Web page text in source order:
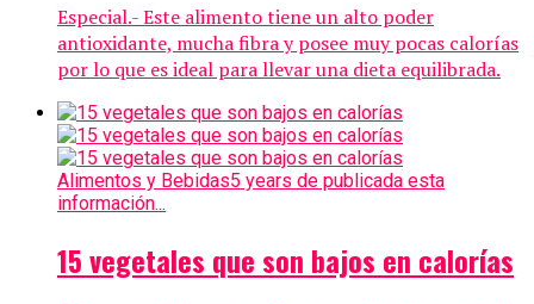
Especial.- Este alimento tiene un alto poder
antioxidante, mucha fibra y posee muy pocas calorías
por lo que es ideal para llevar una dieta equilibrada.
Alimentos y Bebidas5 years de publicada esta
información...
15 vegetales que son bajos en calorías